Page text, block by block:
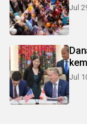
Jul
Jul